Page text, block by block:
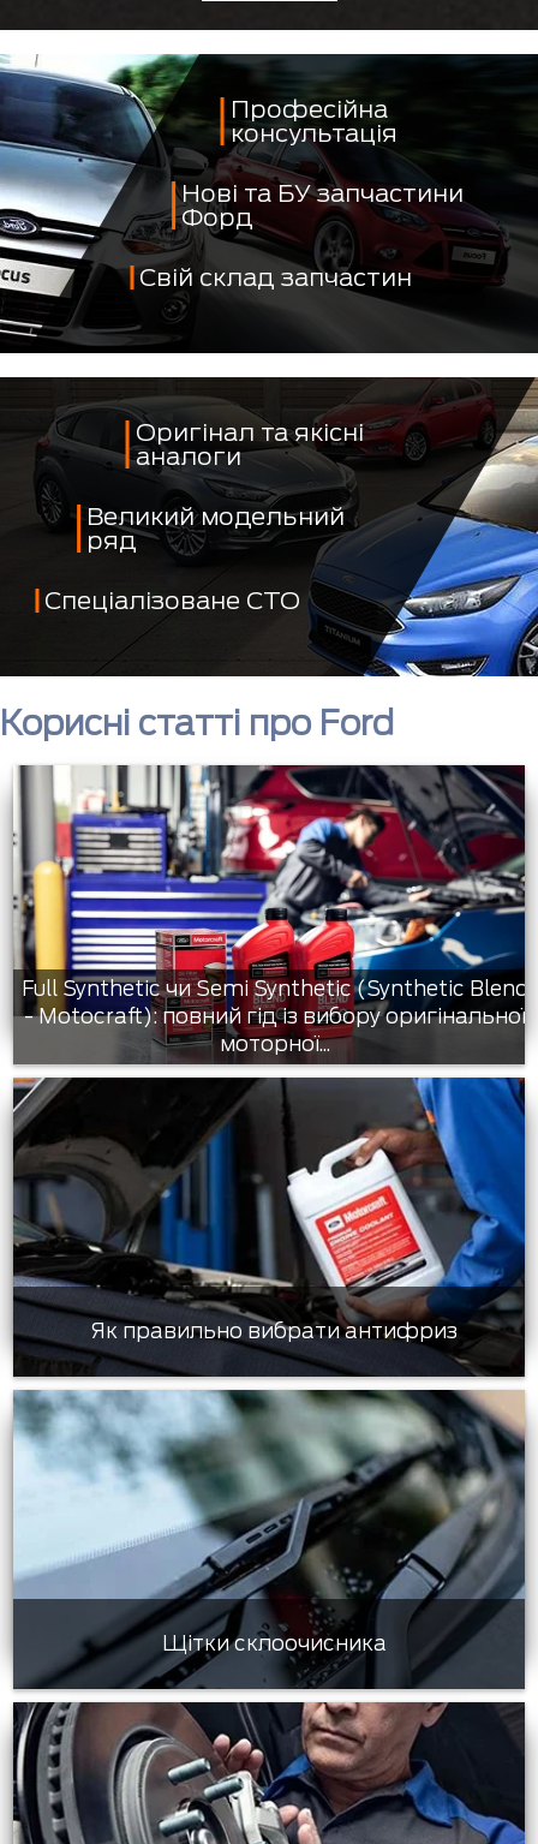
Професійна
консультація
Нові та БУ запчастини
Форд
Свій склад запчастин
Оригінал та якісні
аналоги
Великий модельний
ряд
Спеціалізоване СТО
Корисні статті про Ford
Full Synthetic чи Semi Synthetic (Synthetic Blend
- Motocraft): повний гід із вибору оригінальної
моторної...
Як правильно вибрати антифриз
Щітки склоочисника